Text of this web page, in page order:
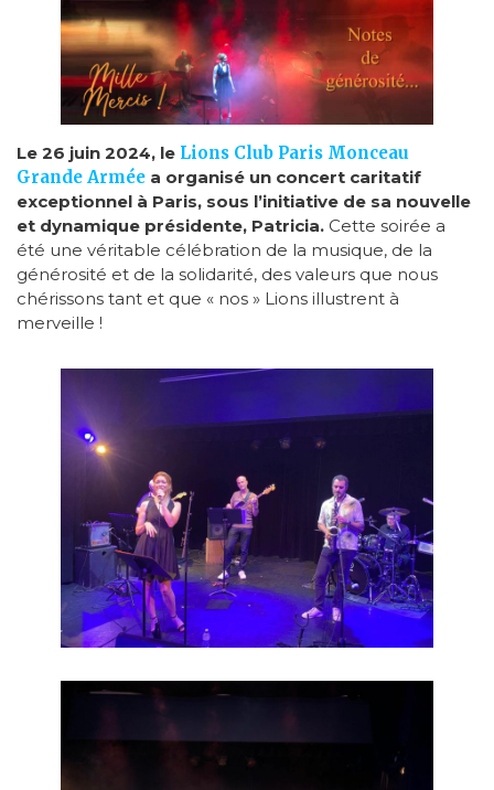
Le 26 juin 2024, le Lions Club Paris Monceau
Grande Armée a organisé un concert caritatif
exceptionnel à Paris, sous l’initiative de sa nouvelle
et dynamique présidente, Patricia. Cette soirée a
été une véritable célébration de la musique, de la
générosité et de la solidarité, des valeurs que nous
chérissons tant et que « nos » Lions illustrent à
merveille !